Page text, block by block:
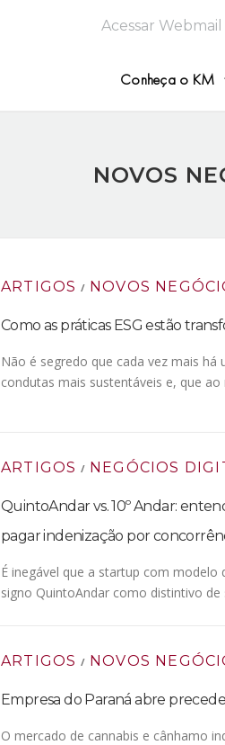
Acessar Webmail
Conheça o KM
NOVOS
ARTIGOS / NOVOS
Como as práticas ESG estão
Não é segredo que cada vez mais
condutas mais sustentáveis e, que
ARTIGOS / NEGÓCIOS
QuintoAndar vs. 10º Andar:
pagar indenização por
É inegável que a startup com
signo QuintoAndar como distintivo
ARTIGOS / NOVOS
Empresa do Paraná abre
O mercado de cannabis e cânhamo